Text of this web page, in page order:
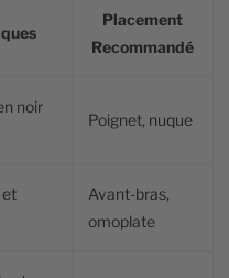
Placement
Recommandé
noir
Poignet, nuque
et
Avant-bras,
omoplate